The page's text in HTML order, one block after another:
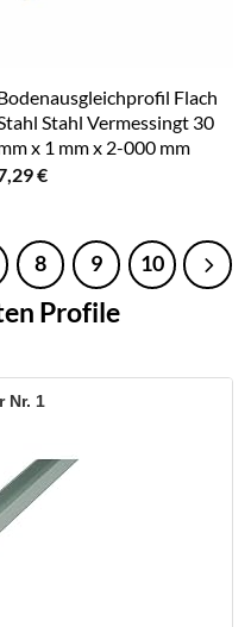
Flach
Stahl Vermessingt 30
x 1 mm x 2-000 mm
€
8 9 10
Profile
1